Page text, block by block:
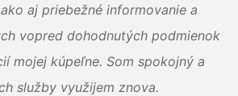
aj priebežné informovanie a
vopred dohodnutých podmienok
mojej kúpeľne. Som spokojný a
služby využijem znova.